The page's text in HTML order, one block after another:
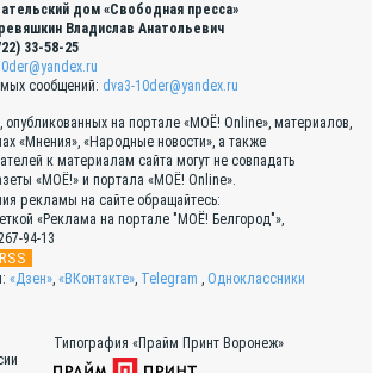
дом «Свободная пресса»
Владислав Анатольевич
33-58-25
сообщений: dva3-10der@yandex.ru
опубликованных на портале «МОЁ! Online», материалов,
«Мнения», «Народные новости», а также
к материалам сайта могут не совпадать
«МОЁ!» и портала «МОЁ! Online».
рекламы на сайте обращайтесь:
«Реклама на портале "МОЁ! Белгород"»,
94-13
RSS
«Дзен», «ВКонтакте», Telegram , Одноклассники
Типография «Прайм Принт Воронеж»